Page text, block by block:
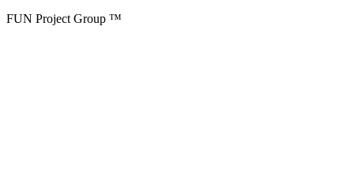
FUN Project Group ™